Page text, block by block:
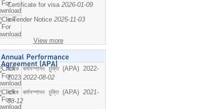
Certificate for visa 2026-01-09
e-Tender Notice 2025-11-03
View more
বাষিক কর্মসম্পাদন চুক্তি (APA) 2022-
2023 2022-08-02
বাষিক কর্মসম্পাদন চুক্তি (APA) 2021-
08-12